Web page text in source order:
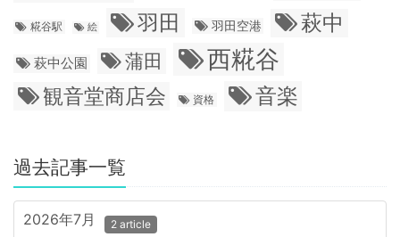
糀谷駅 絵 羽田 羽田空港 萩中
萩中公園 蒲田 西糀谷
観音堂商店会 資格 音楽
過去記事一覧
2026年7月 2 article